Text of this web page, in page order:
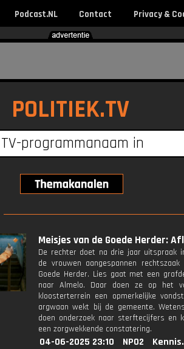
Podcast.NL Contact Privacy &
POLITIEK.TV
Meisjes van de Goede Herder:
De rechter doet na drie jaar uitspraak
de vrouwen aangespannen
Goede Herder. Lies gaat met een
naar Almelo. Daar doen ze op het
kloosterterrein een opmerkelijke
argwaan wekt bij de gemeente.
doen onderzoek naar sterftecijfers en
een zorgwekkende constatering.
04-06-2025 23:10 NPO2